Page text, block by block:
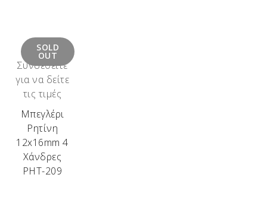
SOLD
OUT
Συνδεθείτε
για να δείτε
τις τιμές
Μπεγλέρι
Ρητίνη
12x16mm 4
Χάνδρες
ΡΗΤ-209